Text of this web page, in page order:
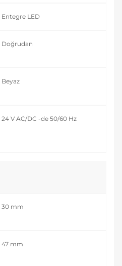
Entegre LED
Doğrudan
Beyaz
24 V AC/DC -de 50/60 Hz
30 mm
47 mm